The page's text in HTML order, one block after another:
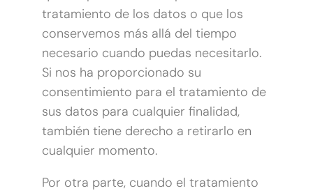
tratamiento de los datos o que los
conservemos más allá del tiempo
necesario cuando puedas necesitarlo.
Si nos ha proporcionado su
consentimiento para el tratamiento de
sus datos para cualquier finalidad,
también tiene derecho a retirarlo en
cualquier momento.
Por otra parte, cuando el tratamiento